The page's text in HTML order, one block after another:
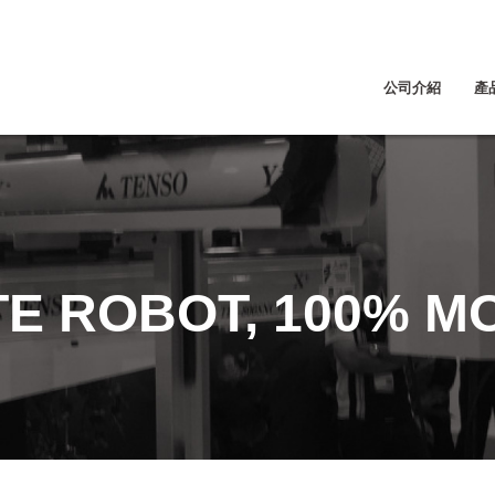
公司介紹 產
ROBOT, 100%